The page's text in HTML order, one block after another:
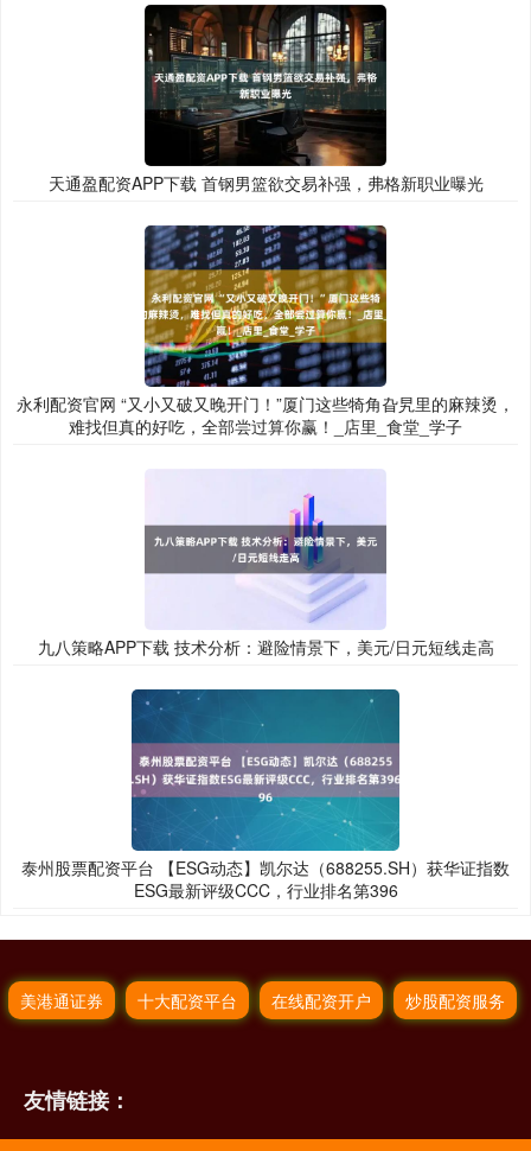
天通盈配资APP下载 首钢男篮欲交易补强，弗格新职业曝光
永利配资官网 “又小又破又晚开门！”厦门这些犄角旮旯里的麻辣烫，
难找但真的好吃，全部尝过算你赢！_店里_食堂_学子
九八策略APP下载 技术分析：避险情景下，美元/日元短线走高
泰州股票配资平台 【ESG动态】凯尔达（688255.SH）获华证指数
ESG最新评级CCC，行业排名第396
美港通证券 十大配资平台 在线配资开户 炒股配资服务
友情链接：